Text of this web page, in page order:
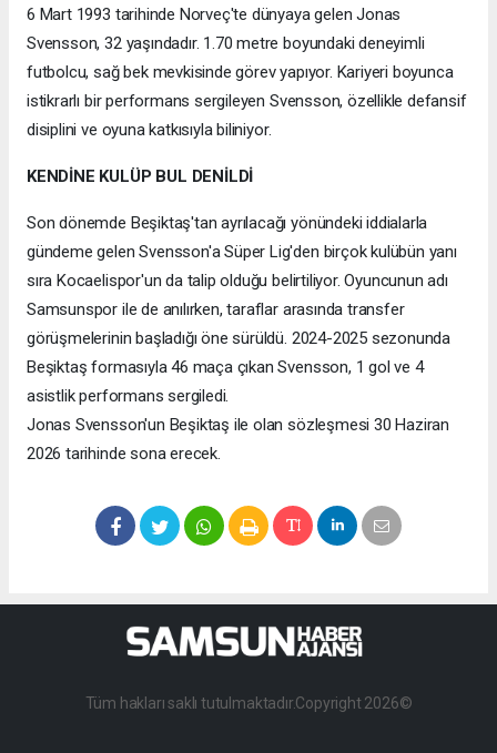
6 Mart 1993 tarihinde Norveç'te dünyaya gelen Jonas
Svensson, 32 yaşındadır. 1.70 metre boyundaki deneyimli
futbolcu, sağ bek mevkisinde görev yapıyor. Kariyeri boyunca
istikrarlı bir performans sergileyen Svensson, özellikle defansif
disiplini ve oyuna katkısıyla biliniyor.
KENDİNE KULÜP BUL DENİLDİ
Son dönemde Beşiktaş'tan ayrılacağı yönündeki iddialarla
gündeme gelen Svensson'a Süper Lig'den birçok kulübün yanı
sıra Kocaelispor'un da talip olduğu belirtiliyor. Oyuncunun adı
Samsunspor ile de anılırken, taraflar arasında transfer
görüşmelerinin başladığı öne sürüldü. 2024-2025 sezonunda
Beşiktaş formasıyla 46 maça çıkan Svensson, 1 gol ve 4
asistlik performans sergiledi.
Jonas Svensson'un Beşiktaş ile olan sözleşmesi 30 Haziran
2026 tarihinde sona erecek.
Tüm hakları saklı tutulmaktadır.Copyright 2026©